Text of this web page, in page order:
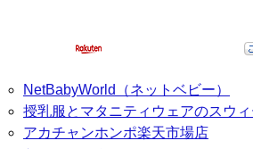
NetBabyWorld（ネットベビー）
授乳服とマタニティウェアのスウ
アカチャンホンポ楽天市場店